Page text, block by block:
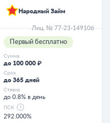
Народный Займ
Лиц. № 77-23-149106
Первый бесплатно
Сумма
до 100 000 ₽
Срок
до 365 дней
Ставка
до 0.8% в день
ПСК
292.000%